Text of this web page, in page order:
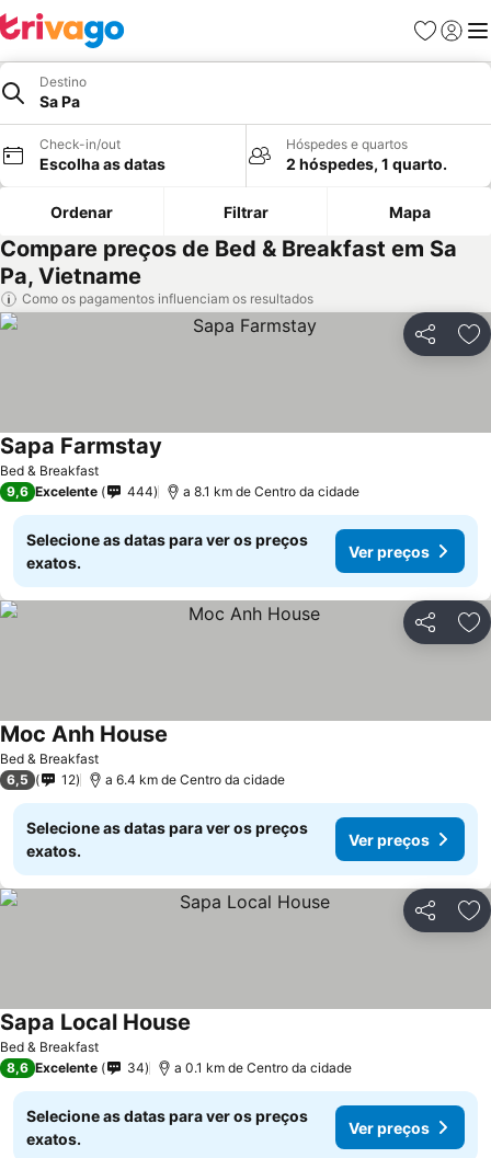
Favoritos
Iniciar
Destino
Sa Pa
Check-in/out
Escolha as datas
Hóspedes e quartos
2 hóspedes, 1 quarto.
Ordenar Filtrar Mapa
Compare preços de Bed & Breakfast em Sa
Pa, Vietname
Como os pagamentos influenciam os resultados
Partilhar
Bed & Breakfast
Sapa Farmstay
9,6 Excelente 444 a 8.1 km de Centro da cidade
Selecione as datas para ver os preços
exatos.
Ver preços
Partilhar
Bed & Breakfast
Moc Anh House
6,5 12 a 6.4 km de Centro da cidade
Selecione as datas para ver os preços
exatos.
Ver preços
Partilhar
Bed & Breakfast
Sapa Local House
8,6 Excelente 34 a 0.1 km de Centro da cidade
Selecione as datas para ver os preços
exatos.
Ver preços